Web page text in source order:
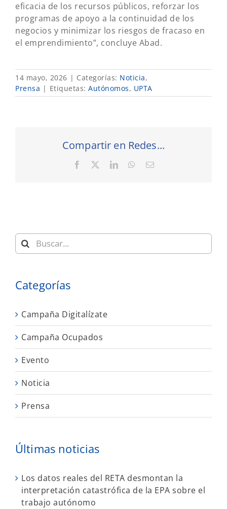
eficacia de los recursos públicos, reforzar los
programas de apoyo a la continuidad de los
negocios y minimizar los riesgos de fracaso en
el emprendimiento”, concluye Abad.
14 mayo, 2026 | Categorías: Noticia,
Prensa | Etiquetas: Autónomos, UPTA
Compartir en Redes...
Facebook LinkedInWhatsApp
Correo
Buscar:
Categorías
Campaña Digitalízate
Campaña Ocupados
Evento
Noticia
Prensa
Últimas noticias
Los datos reales del RETA desmontan la
interpretación catastrófica de la EPA sobre el
trabajo autónomo